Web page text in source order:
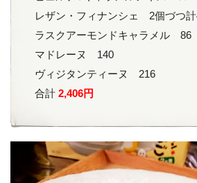
レザン・フィナンシェ 2個づつ
ラスクアーモンドキャラメル 86
マドレーヌ 140
ヴィジタンティーヌ 216
合計 2,406円